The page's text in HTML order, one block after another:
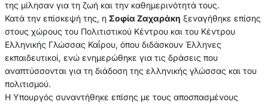
της μίλησαν για τη ζωή και την καθημερινότητά τους.
Κατά την επίσκεψή της, η Σοφία Ζαχαράκη ξεναγήθηκε επίσης
στους χώρους του Πολιτιστικού Κέντρου και του Κέντρου
Ελληνικής Γλώσσας Καΐρου, όπου διδάσκουν Έλληνες
εκπαιδευτικοί, ενώ ενημερώθηκε για τις δράσεις που
αναπτύσσονται για τη διάδοση της ελληνικής γλώσσας και του
πολιτισμού.
Η Υπουργός συναντήθηκε επίσης με τους αποσπασμένους